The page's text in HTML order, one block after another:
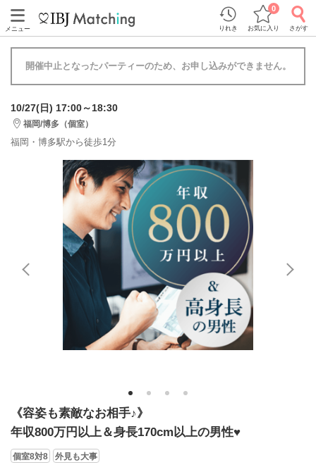
メニュー りれき お気に入り
0
さがす
開催中止となったパーティーのため、お申し込みができません。
10/27(日) 17:00～18:30
福岡/博多（個室）
福岡・博多駅から徒歩1分
1 2 3 4
《容姿も素敵なお相手♪》
年収800万円以上＆身長170cm以上の男性♥
個室8対8 外見も大事